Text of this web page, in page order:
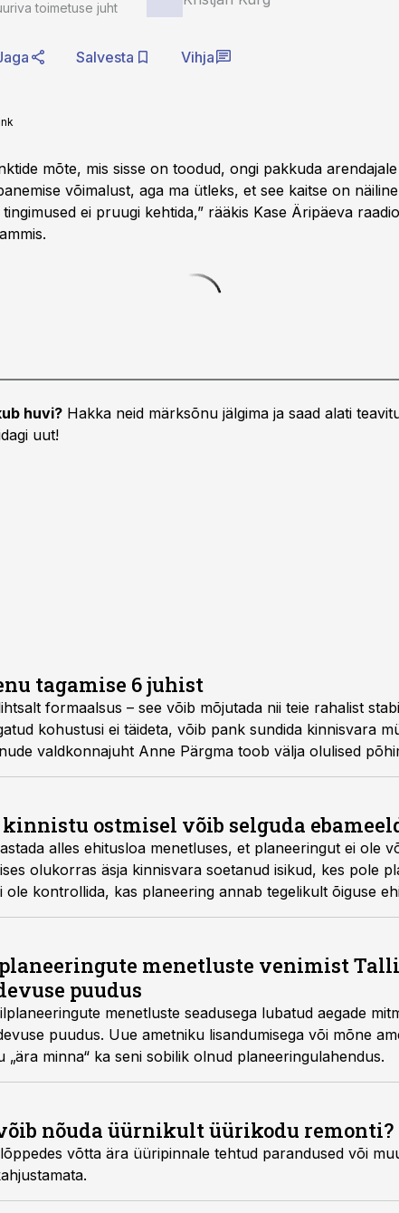
toimetuse juht
Salvesta Vihja
mõte, mis sisse on toodud, ongi pakkuda
võimalust, aga ma ütleks, et see kaitse on
ei pruugi kehtida,” rääkis Kase Äripäeva raadio
huvi? Hakka neid märksõnu jälgima ja saad alati
uut!
tagamise 6 juhist
formaalsus – see võib mõjutada nii teie rahalist
kohustusi ei täideta, võib pank sundida kinnisvara
valdkonnajuht Anne Pärgma toob välja olulised
ostmisel võib selguda
alles ehitusloa menetluses, et planeeringut ei ole
olukorras äsja kinnisvara soetanud isikud, kes pole
kontrollida, kas planeering annab tegelikult õiguse
Advokaadibüroo Sorainen ehitusõiguse
menetluste venimist
puudus
menetluste seadusega lubatud aegade
puudus. Uue ametniku lisandumisega või mõne
„ära minna“ ka seni sobilik olnud planeeringulahendus.
nõuda üürnikult üürikodu remonti?
võtta ära üüripinnale tehtud parandused või